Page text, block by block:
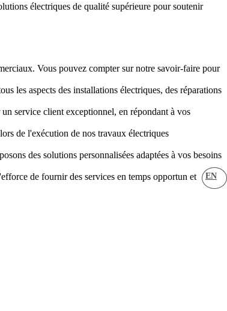
EN
électriques de qualité supérieure pour soutenir
Vous pouvez compter sur notre savoir-faire pour
les aspects des installations électriques, des réparations
service client exceptionnel, en répondant à vos
de l'exécution de nos travaux électriques
des solutions personnalisées adaptées à vos besoins
de fournir des services en temps opportun et